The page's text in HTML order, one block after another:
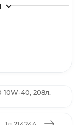
10W-40, 208л.